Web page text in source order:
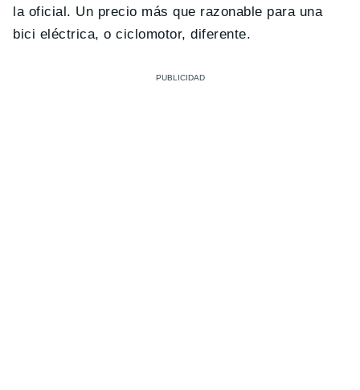
la oficial. Un precio más que razonable para una
bici eléctrica, o ciclomotor, diferente.